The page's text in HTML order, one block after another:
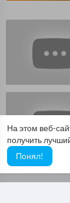
На этом веб-
получить
Понял!